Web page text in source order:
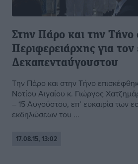
Στην Πάρο και την Τήνο
Περιφερειάρχης για
Δεκαπενταύγουστου
Την Πάρο και στην Τήνο
Νοτίου Αιγαίου κ. Γιώργος
– 15 Αυγούστου, επ’ ευκαιρία των
εκδηλώσεων του ...
17.08.15, 13:02